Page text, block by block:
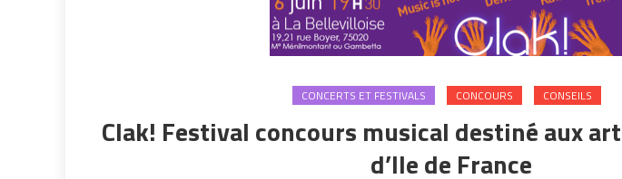
CONCERTS ET FESTIVALS CONCOURS CONSEILS
Clak! Festival concours musical destiné aux
d’Ile de France